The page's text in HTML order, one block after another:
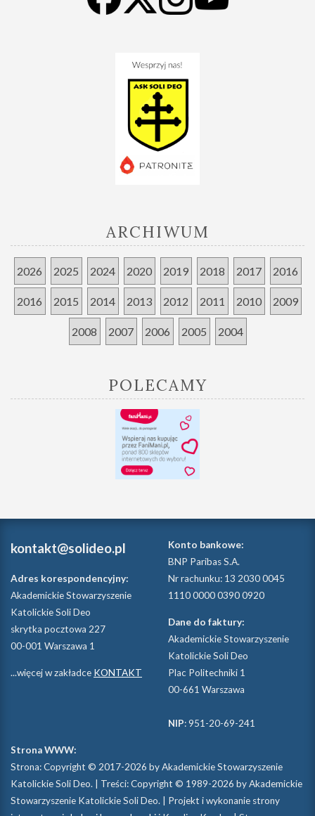
ARCHIWUM
2026 2025 2024 2020 2019 2018 2017 2016
2016 2015 2014 2013 2012 2011 2010 2009
2008 2007 2006 2005 2004
POLECAMY
kontakt@solideo.pl
Adres korespondencyjny:
Akademickie Stowarzyszenie
Katolickie Soli Deo
skrytka pocztowa 227
00-001 Warszawa 1
...więcej w zakładce KONTAKT
Konto bankowe:
BNP Paribas S.A.
Nr rachunku: 13 2030 0045
1110 0000 0390 0920
Dane do faktury:
Akademickie Stowarzyszenie
Katolickie Soli Deo
Plac Politechniki 1
00-661 Warszawa
NIP: 951-20-69-241
Strona WWW:
Strona: Copyright © 2017-2026 by Akademickie Stowarzyszenie
Katolickie Soli Deo. | Treści: Copyright © 1989-2026 by Akademickie
Stowarzyszenie Katolickie Soli Deo. | Projekt i wykonanie strony